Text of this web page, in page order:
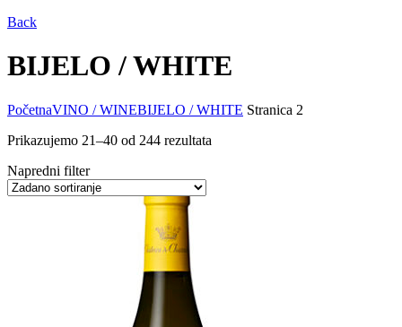
Back
BIJELO / WHITE
PočetnaVINO / WINEBIJELO / WHITE Stranica 2
Prikazujemo 21–40 od 244 rezultata
Napredni filter